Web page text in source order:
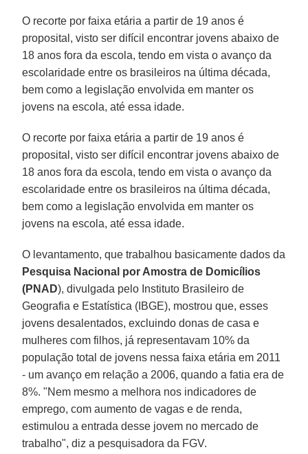
O recorte por faixa etária a partir de 19 anos é
proposital, visto ser difícil encontrar jovens abaixo de
18 anos fora da escola, tendo em vista o avanço da
escolaridade entre os brasileiros na última década,
bem como a legislação envolvida em manter os
jovens na escola, até essa idade.
O recorte por faixa etária a partir de 19 anos é
proposital, visto ser difícil encontrar jovens abaixo de
18 anos fora da escola, tendo em vista o avanço da
escolaridade entre os brasileiros na última década,
bem como a legislação envolvida em manter os
jovens na escola, até essa idade.
O levantamento, que trabalhou basicamente dados da
Pesquisa Nacional por Amostra de Domicílios
(PNAD), divulgada pelo Instituto Brasileiro de
Geografia e Estatística (IBGE), mostrou que, esses
jovens desalentados, excluindo donas de casa e
mulheres com filhos, já representavam 10% da
população total de jovens nessa faixa etária em 2011
- um avanço em relação a 2006, quando a fatia era de
8%. "Nem mesmo a melhora nos indicadores de
emprego, com aumento de vagas e de renda,
estimulou a entrada desse jovem no mercado de
trabalho", diz a pesquisadora da FGV.